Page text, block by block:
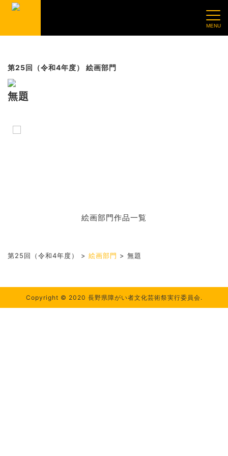
第25回（令和4年度） 絵画部門
無題
絵画部門作品一覧
第25回（令和4年度） > 絵画部門 > 無題
Copyright © 2020 長野県障がい者文化芸術祭実行委員会.